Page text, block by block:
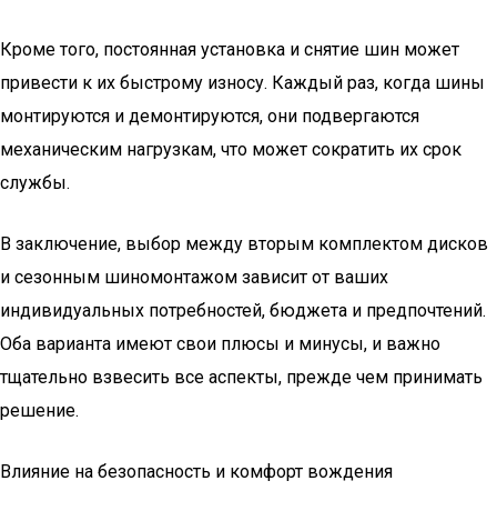
Кроме того, постоянная установка и снятие шин может
привести к их быстрому износу. Каждый раз, когда шины
монтируются и демонтируются, они подвергаются
механическим нагрузкам, что может сократить их срок
службы.
В заключение, выбор между вторым комплектом дисков
и сезонным шиномонтажом зависит от ваших
индивидуальных потребностей, бюджета и предпочтений.
Оба варианта имеют свои плюсы и минусы, и важно
тщательно взвесить все аспекты, прежде чем принимать
решение.
Влияние на безопасность и комфорт вождения